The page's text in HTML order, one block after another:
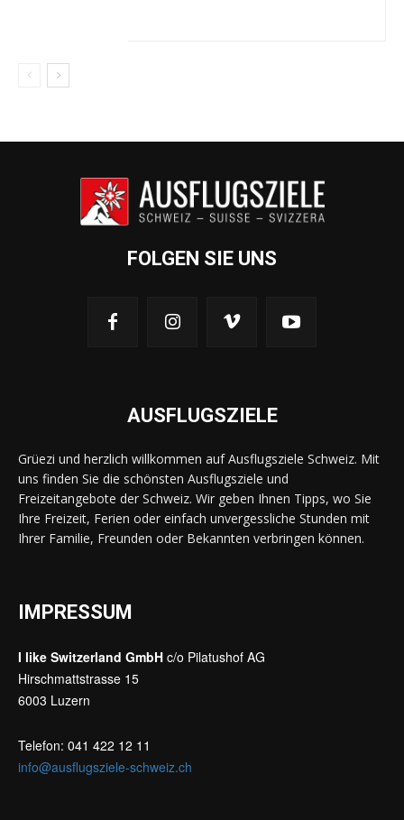
FOLGEN SIE UNS
AUSFLUGSZIELE
Grüezi und herzlich willkommen auf Ausflugsziele Schweiz. Mit
uns finden Sie die schönsten Ausflugsziele und
Freizeitangebote der Schweiz. Wir geben Ihnen Tipps, wo Sie
Ihre Freizeit, Ferien oder einfach unvergessliche Stunden mit
Ihrer Familie, Freunden oder Bekannten verbringen können.
IMPRESSUM
I like Switzerland GmbH c/o Pilatushof AG
Hirschmattstrasse 15
6003 Luzern
Telefon: 041 422 12 11
info@ausflugsziele-schweiz.ch